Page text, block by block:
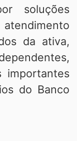
soluções
da ativa,
importantes
do Banco